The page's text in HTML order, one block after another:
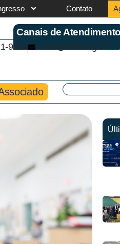
Contato
Canais de Atendimento
9563 cmb@cmb.org.br